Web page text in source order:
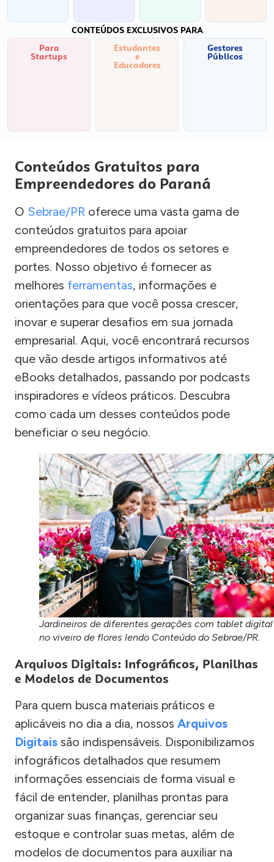
CONTEÚDOS EXCLUSIVOS PARA
Para
Startups
Estudantes
e
Educadores
Gestores
Públicos
Conteúdos Gratuitos para
Empreendedores do Paraná
O Sebrae/PR oferece uma vasta gama de
conteúdos gratuitos para apoiar
empreendedores de todos os setores e
portes. Nosso objetivo é fornecer as
melhores ferramentas, informações e
orientações para que você possa crescer,
inovar e superar desafios em sua jornada
empresarial. Aqui, você encontrará recursos
que vão desde artigos informativos até
eBooks detalhados, passando por podcasts
inspiradores e vídeos práticos. Descubra
como cada um desses conteúdos pode
beneficiar o seu negócio.
Jardineiros de diferentes gerações com tablet digital
no viveiro de flores lendo Conteúdo do Sebrae/PR.
Arquivos Digitais: Infográficos, Planilhas
e Modelos de Documentos
Para quem busca materiais práticos e
aplicáveis no dia a dia, nossos Arquivos
Digitais são indispensáveis. Disponibilizamos
infográficos detalhados que resumem
informações essenciais de forma visual e
fácil de entender, planilhas prontas para
organizar suas finanças, gerenciar seu
estoque e controlar suas metas, além de
modelos de documentos para auxiliar na